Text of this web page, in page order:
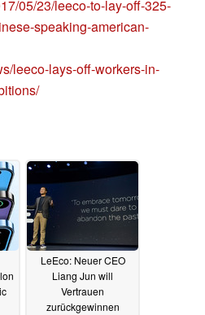
05/23/leeco-to-lay-off-325-
speaking-american-
leeco-lays-off-workers-in-
LeEco: Neuer CEO
Liang Jun will
Vertrauen
zurückgewinnen